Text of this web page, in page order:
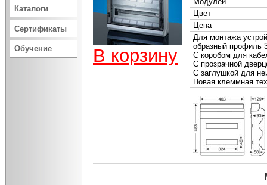
Каталоги
Сертификаты
Обучение В корзину
Цвет
Цена
Для монтажа
образный профиль
С коробом для
С прозрачной
С заглушкой для
Новая клеммная